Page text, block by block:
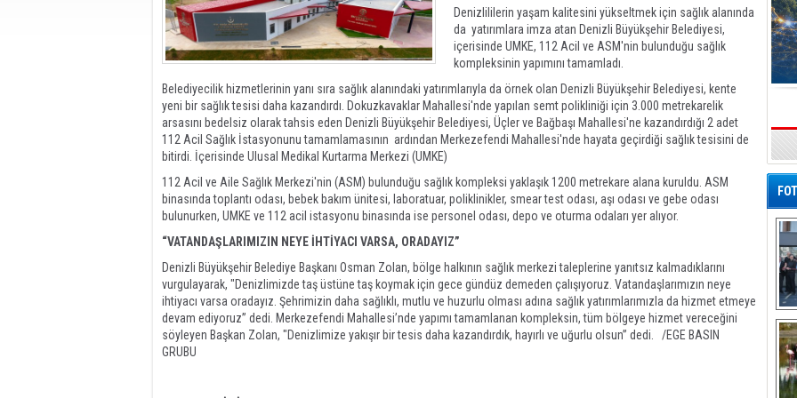
Denizlililerin yaşam kalitesini yükseltmek için sağlık alanında
da yatırımlara imza atan Denizli Büyükşehir Belediyesi,
içerisinde UMKE, 112 Acil ve ASM'nin bulunduğu sağlık
kompleksinin yapımını tamamladı.
Belediyecilik hizmetlerinin yanı sıra sağlık alanındaki yatırımlarıyla da örnek olan Denizli Büyükşehir Belediyesi, kente
yeni bir sağlık tesisi daha kazandırdı. Dokuzkavaklar Mahallesi'nde yapılan semt polikliniği için 3.000 metrekarelik
arsasını bedelsiz olarak tahsis eden Denizli Büyükşehir Belediyesi, Üçler ve Bağbaşı Mahallesi'ne kazandırdığı 2 adet
112 Acil Sağlık İstasyonunu tamamlamasının ardından Merkezefendi Mahallesi'nde hayata geçirdiği sağlık tesisini de
bitirdi. İçerisinde Ulusal Medikal Kurtarma Merkezi (UMKE)
112 Acil ve Aile Sağlık Merkezi'nin (ASM) bulunduğu sağlık kompleksi yaklaşık 1200 metrekare alana kuruldu. ASM
binasında toplantı odası, bebek bakım ünitesi, laboratuar, poliklinikler, smear test odası, aşı odası ve gebe odası
bulunurken, UMKE ve 112 acil istasyonu binasında ise personel odası, depo ve oturma odaları yer alıyor.
“VATANDAŞLARIMIZIN NEYE İHTİYACI VARSA, ORADAYIZ”
Denizli Büyükşehir Belediye Başkanı Osman Zolan, bölge halkının sağlık merkezi taleplerine yanıtsız kalmadıklarını
vurgulayarak, "Denizlimizde taş üstüne taş koymak için gece gündüz demeden çalışıyoruz. Vatandaşlarımızın neye
ihtiyacı varsa oradayız. Şehrimizin daha sağlıklı, mutlu ve huzurlu olması adına sağlık yatırımlarımızla da hizmet etmeye
devam ediyoruz” dedi. Merkezefendi Mahallesi’nde yapımı tamamlanan kompleksin, tüm bölgeye hizmet vereceğini
söyleyen Başkan Zolan, "Denizlimize yakışır bir tesis daha kazandırdık, hayırlı ve uğurlu olsun” dedi. /EGE BASIN
GRUBU